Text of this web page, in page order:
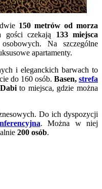
150 metrów od morza
gości czekają 133 miejsca
Na szczególne
apartamenty.
i eleganckich barwach to
do 160 osób. Basen,strefa
to miejsca, gdzie można
Do ich dyspozycji
. Można w niej
200 osób.